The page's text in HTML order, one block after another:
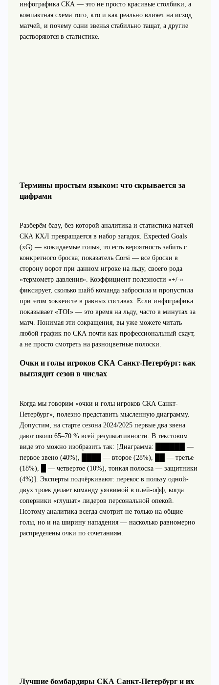
инфографика СКА — это не просто красивые столбики, а
компактная схема того, кто и как реально влияет на исход
матчей, и почему одни звенья стабильно тащат, а другие
растворяются в статистике.
Термины простым языком: что скрывается за
цифрами
Разберём базу, без которой аналитика и статистика матчей
СКА КХЛ превращается в набор загадок. Expected Goals
(xG) — «ожидаемые голы», то есть вероятность забить с
конкретного броска; показатель Corsi — все броски в
сторону ворот при данном игроке на льду, своего рода
«термометр давления». Коэффициент полезности «+/-»
фиксирует, сколько шайб команда забросила и пропустила
при этом хоккеисте в равных составах. Если инфографика
показывает «TOI» — это время на льду, часто в минутах за
матч. Понимая эти сокращения, вы уже можете читать
любой график по СКА почти как профессиональный скаут,
а не просто смотреть на разноцветные полоски.
Очки и голы игроков СКА Санкт-Петербург: как
выглядит сезон в числах
Когда мы говорим «очки и голы игроков СКА Санкт-
Петербург», полезно представить мысленную диаграмму.
Допустим, на старте сезона 2024/2025 первые два звена
дают около 65–70 % всей результативности. В текстовом
виде это можно изобразить так: [Диаграмма: ██████ —
первое звено (40%), ████ — второе (28%), ██ — третье
(18%), █ — четвертое (10%), тонкая полоска — защитники
(4%)]. Эксперты подчёркивают: перекос в пользу одной-
двух троек делает команду уязвимой в плей-офф, когда
соперники «глушат» лидеров персональной опекой.
Поэтому аналитика всегда смотрит не только на общие
голы, но и на ширину нападения — насколько равномерно
распределены очки по сочетаниям.
Лучшие бомбардиры СКА Санкт-Петербург и их